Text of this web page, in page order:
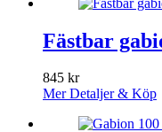
Fästbar
845 kr
Mer Detaljer & Köp